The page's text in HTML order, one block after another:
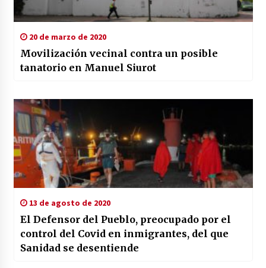
20 de marzo de 2020
Movilización vecinal contra un posible
tanatorio en Manuel Siurot
13 de agosto de 2020
El Defensor del Pueblo, preocupado por el
control del Covid en inmigrantes, del que
Sanidad se desentiende